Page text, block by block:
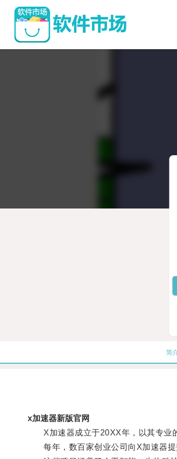
简
x加速器新版官网
X加速器成立于20XX年，以其专业的
每年，数百家创业公司向X加速器提